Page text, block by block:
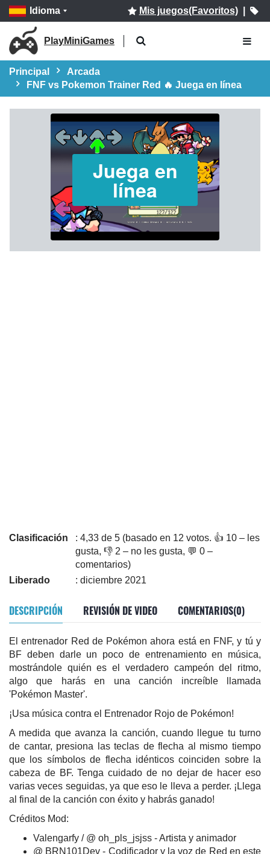
Idioma Mis juegos(Favoritos)|
PlayMiniGames
Principal
Arcada
FNF vs Pokemon Trainer Red 🔥 Juega en línea
Juega en
línea
Clasificación
: 4,33 de 5 (basado en 12 votos. 👍 10 – les
gusta, 👎 2 – no les gusta, 💬 0 –
comentarios)
Liberado
: diciembre 2021
DESCRIPCIÓN REVISIÓN DE VIDEO COMENTARIOS(0)
El entrenador Red de Pokémon ahora está en FNF, y tú y
BF deben darle un poco de entrenamiento en música,
mostrándole quién es el verdadero campeón del ritmo,
algo que harás en una canción increíble llamada
'Pokémon Master'.
¡Usa música contra el Entrenador Rojo de Pokémon!
A medida que avanza la canción, cuando llegue tu turno
de cantar, presiona las teclas de flecha al mismo tiempo
que los símbolos de flecha idénticos coinciden sobre la
cabeza de BF. Tenga cuidado de no dejar de hacer eso
varias veces seguidas, ya que eso le lleva a perder. ¡Llega
al final de la canción con éxito y habrás ganado!
Créditos Mod:
Valengarfy / @ oh_pls_jsjss - Artista y animador
@ BRN101Dev - Codificador y la voz de Red en este